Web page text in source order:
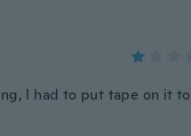
l had to put tape on it to